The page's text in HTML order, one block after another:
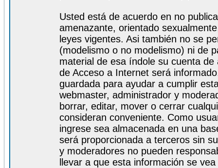
Usted está de acuerdo en no
amenazante, orientado
leyes vigentes. Asi también no se
(modelismo o no modelismo) ni de
material de esa índole su cuenta
de Acceso a Internet será
guardada para ayudar a cumplir
webmaster, administrador y
borrar, editar, mover o cerrar
consideran conveniente. Como
ingrese sea almacenada en una
será proporcionada a terceros sin
y moderadores no pueden
llevar a que esta información se